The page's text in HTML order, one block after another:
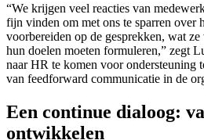
“We krijgen veel reacties van
fijn vinden om met ons te sparren over
voorbereiden op de gesprekken, wat
hun doelen moeten formuleren,” zegt
naar HR te komen voor ondersteuning
van feedforward communicatie in de
Een continue dialoog:
ontwikkelen